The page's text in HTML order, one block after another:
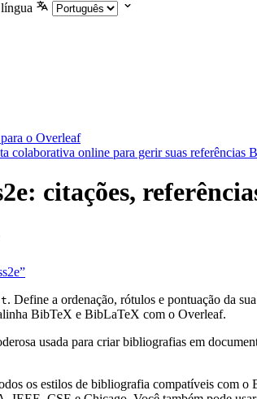
o Overleaf
colaborativa online para gerir suas referências
citações,
. Define a ordenação, rótulos e pontuação da
BibTeX e BibLaTeX com o Overleaf.
usada para criar bibliografias em
os estilos de bibliografia compatíveis com